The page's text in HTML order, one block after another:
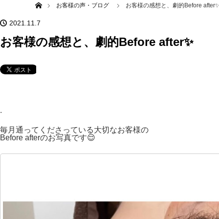
お客様の声・ブログ お客様の感想と、劇的Before
2021.11.7
お客様の感想と、劇的Before after✨
.
毎月通ってくださっている大切なお客様の
Before afterのお写真です😌